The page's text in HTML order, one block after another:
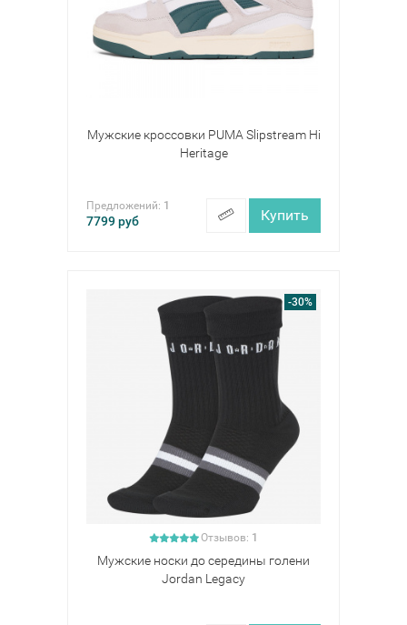
Мужские кроссовки PUMA Slipstream Hi
Heritage
Предложений: 1
7799руб Купить
-30%
Отзывов: 1
Мужские носки до середины голени
Jordan Legacy